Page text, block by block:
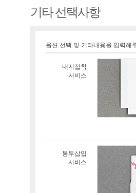
기타 선택사항
옵션 선택 및 기타내용을 입력해
내지접착
서비스
봉투삽입
서비스